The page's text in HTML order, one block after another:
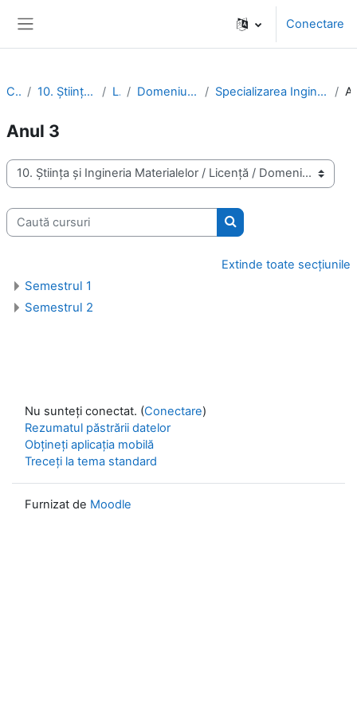
Conectare
Cursuri 10. Ştiinţa şi Ingineria Materialelor Licenţă Domeniul Ingineria mediului (IMed) Specializarea Ingineria şi protecţia mediului în industrie (IPMI)
Anul 3
Categorii curs
Caută cursuri
Caută cursuri
Extinde toate secțiunile
Semestrul 1
Semestrul 2
Nu sunteți conectat. (Conectare)
Rezumatul păstrării datelor
Obțineți aplicația mobilă
Treceți la tema standard
Furnizat de Moodle